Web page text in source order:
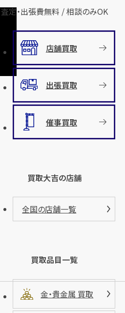
査定・出張費無料 / 相談のみOK
店舗買取
出張買取
催事買取
買取大吉の店舗
全国の店舗一覧
買取品目一覧
金・貴金属 買取